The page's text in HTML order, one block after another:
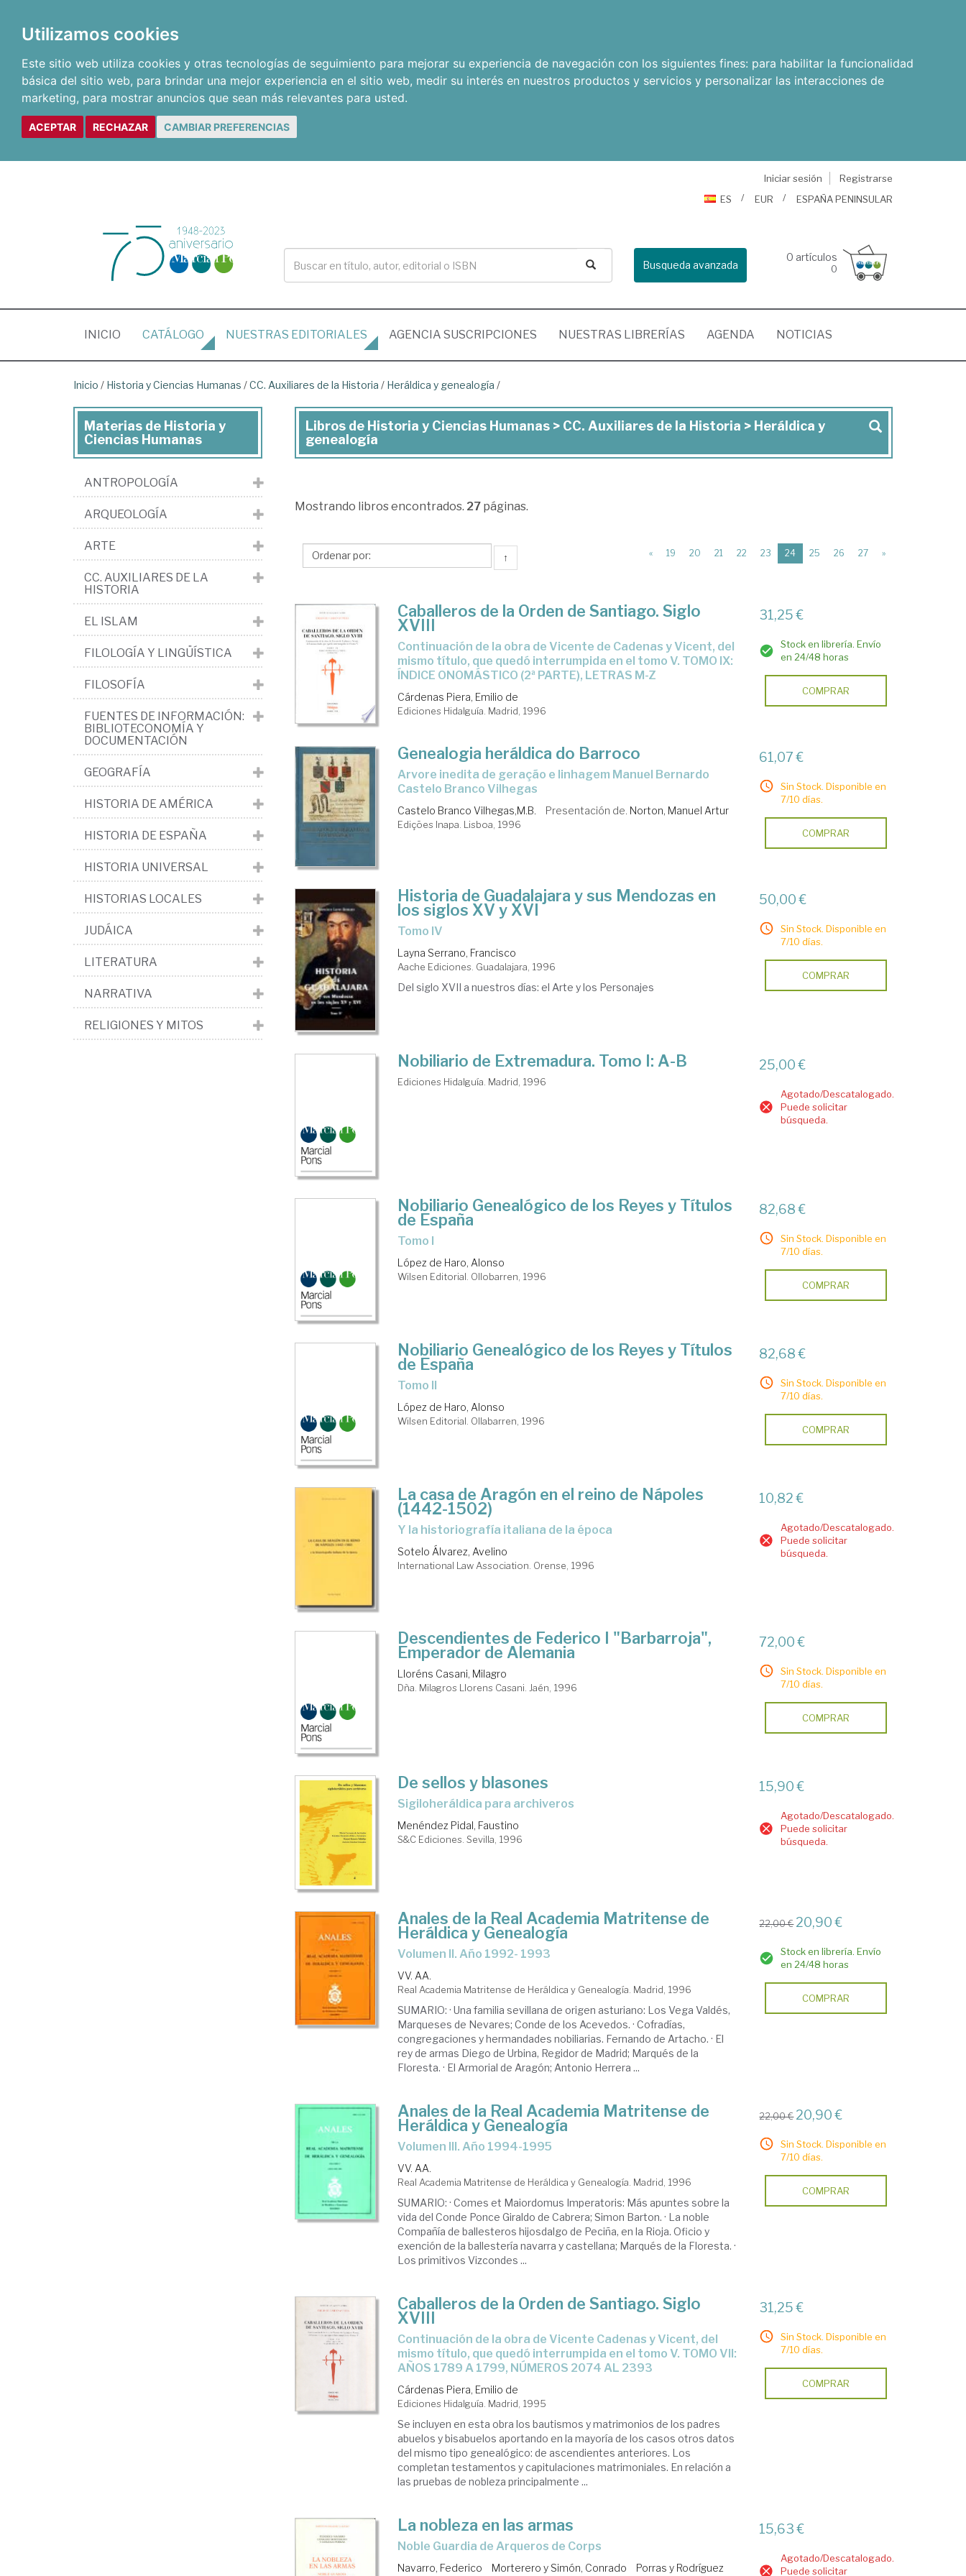
Utilizamos cookies
Este sitio web utiliza cookies y otras tecnologías de seguimiento para mejorar su experiencia de navegación con los siguientes fines: para habilitar la funcionalidad
básica del sitio web, para brindar una mejor experiencia en el sitio web, medir su interés en nuestros productos y servicios y personalizar las interacciones de
marketing, para mostrar anuncios que sean más relevantes para usted.
ACEPTAR RECHAZAR CAMBIAR PREFERENCIAS
Iniciar sesión
Registrarse
ES
EUR ESPAÑA PENINSULAR
Busqueda avanzada
0 artículos
0
INICIO (CURRENT)
CATÁLOGO NUESTRAS EDITORIALES AGENCIA SUSCRIPCIONES NUESTRAS LIBRERÍAS AGENDA NOTICIAS
Inicio / Historia y Ciencias Humanas /CC. Auxiliares de la Historia / Heráldica y genealogía /
Libros
de
y
Humanas
>
Auxiliares
de
Historia
Heráldica
y
genealogía
Libros de Historia y Ciencias Humanas > CC. Auxiliares de la Historia > Heráldica y
genealogía
Mostrando libros encontrados. 27páginas.
↑ « 19 20 21 22 23 24(current)
25 26 27 »
Caballeros de la Orden de Santiago. Siglo
XVIII
Continuación de la obra de Vicente de Cadenas y Vicent, del
mismo título, que quedó interrumpida en el tomo V. TOMO IX:
ÍNDICE ONOMÁSTICO (2ª PARTE), LETRAS M-Z
Cárdenas Piera, Emilio de
Ediciones Hidalguía. Madrid, 1996
31,25 €
Stock en librería. Envío
en 24/48 horas
COMPRAR
Genealogia heráldica do Barroco
arvore inedita de geração e linhagem Manuel Bernardo
Castelo Branco Vilhegas
Castelo Branco Vilhegas,M.B. Presentación de. Norton, Manuel Artur
Edições Inapa. Lisboa, 1996
61,07 €
Sin Stock. Disponible en
7/10 días.
COMPRAR
Historia de Guadalajara y sus Mendozas en
los siglos XV y XVI
Tomo IV
Layna Serrano, Francisco
Aache Ediciones. Guadalajara, 1996
Del siglo XVII a nuestros días: el Arte y los Personajes
50,00 €
Sin Stock. Disponible en
7/10 días.
COMPRAR
Nobiliario de Extremadura. Tomo I: A-B
Ediciones Hidalguía. Madrid, 1996
25,00 €
Agotado/Descatalogado.
Puede solicitar
búsqueda.
Nobiliario Genealógico de los Reyes y Títulos
de España
Tomo I
López de Haro, Alonso
Wilsen Editorial. Ollobarren, 1996
82,68 €
Sin Stock. Disponible en
7/10 días.
COMPRAR
Nobiliario Genealógico de los Reyes y Títulos
de España
Tomo II
López de Haro, Alonso
Wilsen Editorial. Ollabarren, 1996
82,68 €
Sin Stock. Disponible en
7/10 días.
COMPRAR
La casa de Aragón en el reino de Nápoles
(1442-1502)
y la historiografía italiana de la época
Sotelo Álvarez, Avelino
International Law Association. Orense, 1996
10,82 €
Agotado/Descatalogado.
Puede solicitar
búsqueda.
Descendientes de Federico I "Barbarroja",
Emperador de Alemania
Lloréns Casani, Milagro
Dña. Milagros Llorens Casani. Jaén, 1996
72,00 €
Sin Stock. Disponible en
7/10 días.
COMPRAR
De sellos y blasones
sigiloheráldica para archiveros
Menéndez Pidal, Faustino
S&C Ediciones. Sevilla, 1996
15,90 €
Agotado/Descatalogado.
Puede solicitar
búsqueda.
Anales de la Real Academia Matritense de
Heráldica y Genealogía
Volumen II. Año 1992- 1993
VV. AA.
Real Academia Matritense de Heráldica y Genealogía. Madrid, 1996
SUMARIO: · Una familia sevillana de origen asturiano: Los Vega Valdés,
Marqueses de Nevares; Conde de los Acevedos. · Cofradías,
congregaciones y hermandades nobiliarias. Fernando de Artacho. · El
rey de armas Diego de Urbina, Regidor de Madrid; Marqués de la
Floresta. · El Armorial de Aragón; Antonio Herrera ...
22,00 € 20,90 €
Stock en librería. Envío
en 24/48 horas
COMPRAR
Anales de la Real Academia Matritense de
Heráldica y Genealogía
Volumen III. Año 1994-1995
VV. AA.
Real Academia Matritense de Heráldica y Genealogía. Madrid, 1996
SUMARIO: · Comes et Maiordomus Imperatoris: Más apuntes sobre la
vida del Conde Ponce Giraldo de Cabrera; Simon Barton. · La noble
Compañía de ballesteros hijosdalgo de Peciña, en la Rioja. Oficio y
exención de la ballestería navarra y castellana; Marqués de la Floresta. ·
Los primitivos Vizcondes ...
22,00 € 20,90 €
Sin Stock. Disponible en
7/10 días.
COMPRAR
Caballeros de la Orden de Santiago. Siglo
XVIII
Continuación de la obra de Vicente Cadenas y Vicent, del
mismo título, que quedó interrumpida en el tomo V. TOMO VII:
AÑOS 1789 A 1799, NÚMEROS 2074 AL 2393
Cárdenas Piera, Emilio de
Ediciones Hidalguía. Madrid, 1995
Se incluyen en esta obra los bautismos y matrimonios de los padres
abuelos y bisabuelos aportando en la mayoría de los casos otros datos
del mismo tipo genealógico: de ascendientes anteriores. Los
completan testamentos y capitulaciones matrimoniales. En relación a
las pruebas de nobleza principalmente ...
31,25 €
Sin Stock. Disponible en
7/10 días.
COMPRAR
La nobleza en las armas
Noble Guardia de Arqueros de Corps
Navarro, Federico Morterero y Simón, Conrado
Porras y Rodríguez
15,63 €
Agotado/Descatalogado.
Puede solicitar
Materias de Historia y
Ciencias Humanas
ANTROPOLOGÍA
ARQUEOLOGÍA
ARTE
CC. AUXILIARES DE LA
HISTORIA
EL ISLAM
FILOLOGÍA Y LINGÜÍSTICA
FILOSOFÍA
FUENTES DE INFORMACIÓN:
BIBLIOTECONOMÍA Y
DOCUMENTACIÓN
GEOGRAFÍA
HISTORIA DE AMÉRICA
HISTORIA DE ESPAÑA
HISTORIA UNIVERSAL
HISTORIAS LOCALES
JUDÁICA
LITERATURA
NARRATIVA
RELIGIONES Y MITOS